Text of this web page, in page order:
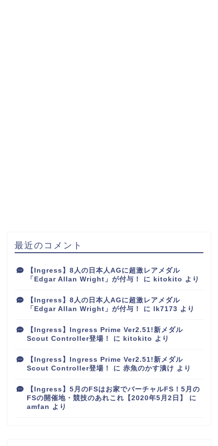
最近のコメント
【Ingress】8人の日本人AGに超激レアメダル
「Edgar Allan Wright」が付与！
に kitokito より
【Ingress】8人の日本人AGに超激レアメダル
「Edgar Allan Wright」が付与！
に lk7173 より
【Ingress】Ingress Prime Ver2.51!新メダル
Scout Controller登場！
に kitokito より
【Ingress】Ingress Prime Ver2.51!新メダル
Scout Controller登場！
に 赤魚のかす漬け より
【Ingress】5月のFSはお家でバーチャルFS！5月の
FSの開催地・競技のあれこれ【2020年5月2日】
に
amfan より